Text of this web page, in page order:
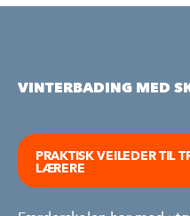
VINTERBADING MED
PRAKTISK VEILEDER TIL
LÆRERE